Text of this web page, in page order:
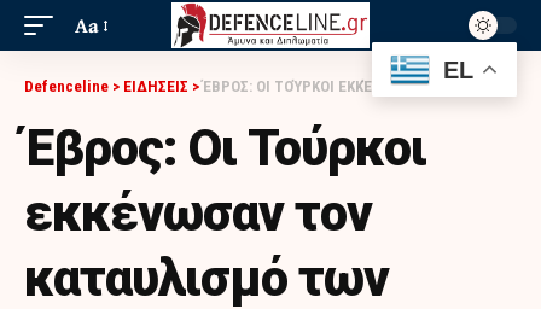
Aa
Defenceline > ΕΙΔΗΣΕΙΣ >ΈΒΡΟΣ: ΟΙ ΤΟΎΡΚΟΙ ΕΚΚΈΝΩΣΑΝ ΤΟΝ ΚΑΤΑΥΛΙΣΜΌ ΤΩΝ «ΜΕΤΑΝΑΣΤΏΝ» ΣΤΙΣ ΚΑΣΤΑΝΙΈΣ
Έβρος: Οι Τούρκοι
εκκένωσαν τον
καταυλισμό των
EL